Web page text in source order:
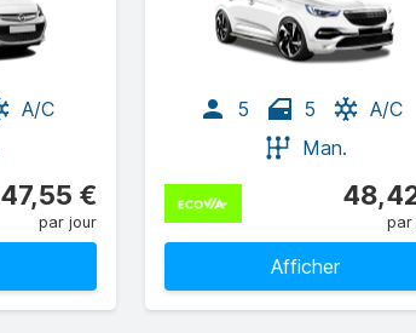
A/C
47,55 €
par jour
5 5
A/C
Man.
par
Afficher